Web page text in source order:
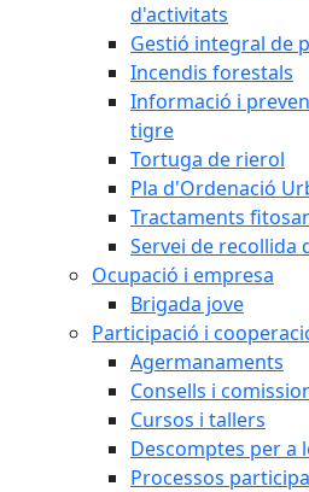
d'activitats
Gestió integral de
Incendis forestals
Informació i
tigre
Tortuga de rierol
Pla d'Ordenació
Tractaments
Servei de recollida
Ocupació i empresa
Brigada jove
Participació i
Agermanaments
Consells i
Cursos i tallers
Descomptes per a
Processos